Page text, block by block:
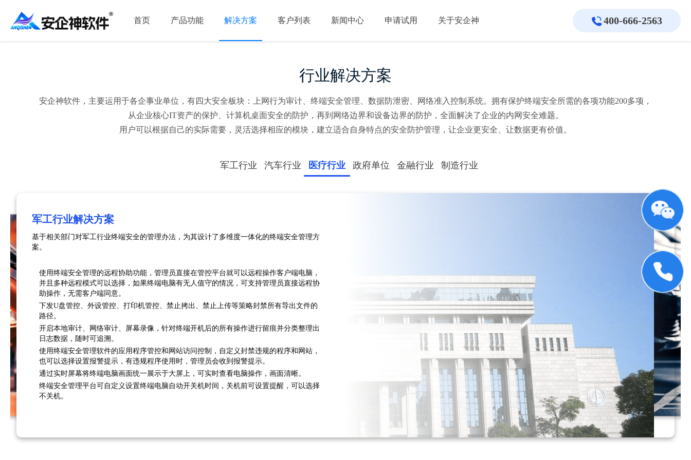
首页 产品功能 解决方案 客户列表 新闻中心 申请试用 关于安企神 400-666-2563
行业解决方案
安企神软件，主要运用于各企事业单位，有四大安全板块：上网行为审计、终端安全管理、数据防泄密、网络准入控制系统。拥有保护终端安全所需的各项功能200多项，
从企业核心IT资产的保护、计算机桌面安全的防护，再到网络边界和设备边界的防护，全面解决了企业的内网安全难题。
用户可以根据自己的实际需要，灵活选择相应的模块，建立适合自身特点的安全防护管理，让企业更安全、让数据更有价值。
军工行业 汽车行业 医疗行业 政府单位 金融行业 制造行业
军工行业解决方案
基于相关部门对军工行业终端安全的管理办法，为其设计了多维度一体化的终端安全管理方
案。
使用终端安全管理的远程协助功能，管理员直接在管控平台就可以远程操作客户端电脑，
并且多种远程模式可以选择，如果终端电脑有无人值守的情况，可支持管理员直接远程协
助操作，无需客户端同意。
下发U盘管控、外设管控、打印机管控、禁止拷出、禁止上传等策略封禁所有导出文件的
路径。
开启本地审计、网络审计、屏幕录像，针对终端开机后的所有操作进行留痕并分类整理出
日志数据，随时可追溯。
使用终端安全管理软件的应用程序管控和网站访问控制，自定义封禁违规的程序和网站，
也可以选择设置报警提示，有违规程序使用时，管理员会收到报警提示。
通过实时屏幕将终端电脑画面统一展示于大屏上，可实时查看电脑操作，画面清晰。
终端安全管理平台可自定义设置终端电脑自动开关机时间，关机前可设置提醒，可以选择
不关机。